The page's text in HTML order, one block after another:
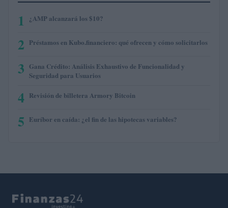
1 ¿AMP alcanzará los $10?
2 Préstamos en Kubo.financiero: qué ofrecen y cómo solicitarlos
3 Gana Crédito: Análisis Exhaustivo de Funcionalidad y
Seguridad para Usuarios
4 Revisión de billetera Armory Bitcoin
5 Euríbor en caída: ¿el fin de las hipotecas variables?